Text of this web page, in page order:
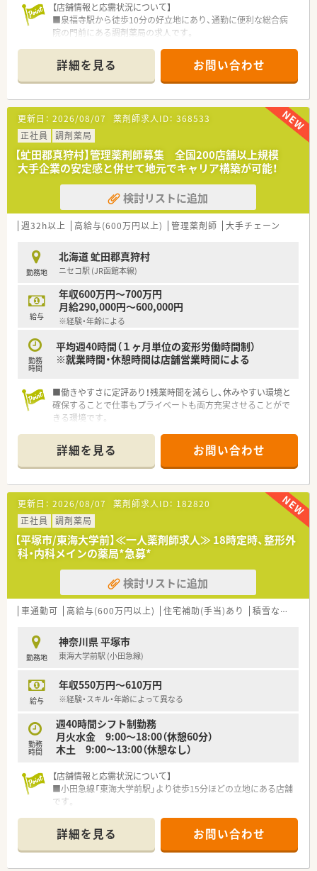
【店舗情報と応需状況について】
■泉福寺駅から徒歩10分の好立地にあり、通勤に便利な総合病
院の門前にある調剤薬局の求人です。
識を身につけられる環境が整っています。
■現在は薬剤師3名と事務員3名の充実した人員体制で、協力し
ながら日々の業務に対応しております。
【法人特徴について】
■九州地方を中心に全国で約100店舗以上の調剤薬局を展開し、
地域に密着した医療を提供しています。
■調剤薬局事業だけでなく、医薬品や介護用品の販売など、幅広
いヘルスケア事業を展開する安定企業です。
■新規開局や事業承継を積極的に行いながらも、地域に根付いた
温かみのある薬局経営を大切にしています。
【こんな取り組みをしています】
■週に1回の薬剤師会研修や年に1回の社内学術研修など、継続
■地域支援体制加算を取得している店舗であり、これからの時代
に求められる高度な薬剤師スキルの向上に努めています。
■認定薬剤師資格の取得費用や学術大会への参加費用に対して、
会社から手厚い補助を行う支援体制があります。
【やりがい/おすすめポイント】
■年間休日が127日と非常に多く、有給休暇も取得しやすい風土
があるため、心身ともにゆとりを持って働けます。
■総合病院の門前薬局として多様な症例に触れることができ、医
療人としてのスキルアップを日々実感できる環境です。
果をしっかりと正当に評価してもらえるやりがいがあります。
詳細を見る お問い合わせ
更新日： 2026/08/07 薬剤師求人ID： 368533
正社員
調剤薬局
【虻田郡真狩村】管理薬剤師募集 全国200店舗以上規模
大手企業の安定感と併せて地元でキャリア構築が可能！
検討リストに追加
週32h以上 高給与(600万円以上) 管理薬剤師 大手チェーン
勤務地
北海道 虻田郡真狩村
ニセコ駅 (JR函館本線)
給与
年収600万円～700万円
月給290,000円～600,000円
※経験・年齢による
勤務
時間
平均週40時間（１ヶ月単位の変形労働時間制）
※就業時間・休憩時間は店舗営業時間による
■働きやすさに定評あり！残業時間を減らし、休みやすい環境と
確保することで仕事もプライベートも両方充実させることがで
きる環境です。
どの協力体制をとることで柔軟なシフト調整が可能となります
（本部で一括スケジュール管理をしております）
■
詳細を見る お問い合わせ
更新日： 2026/08/07 薬剤師求人ID： 182820
正社員
調剤薬局
【平塚市/東海大学前】≪一人薬剤師求人≫ 18時定時、整形外
科・内科メインの薬局*急募*
検討リストに追加
車通勤可 高給与(600万円以上) 住宅補助(手当)あり 積雪なし
勤務地
神奈川県 平塚市
東海大学前駅 (小田急線)
給与
年収550万円～610万円
※経験・スキル・年齢によって異なる
勤務
時間
週40時間シフト制勤務
月火水金 9:00～18:00（休憩60分）
木土 9:00～13:00（休憩なし）
【店舗情報と応需状況について】
■小田急線「東海大学前駅」より徒歩15分ほどの立地にある店舗
です。
枚と落ち着いています。
■現在は30代男性薬剤師1名と事務員1名が在籍している体制で
す。
詳細を見る お問い合わせ